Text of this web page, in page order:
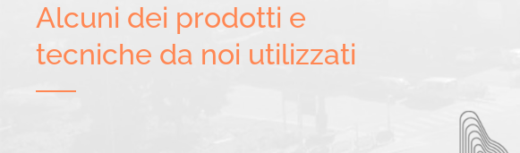
Alcuni dei prodotti e
tecniche da noi utilizzati